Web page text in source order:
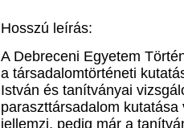
Hosszú leírás:
A Debreceni Egyetem
a társadalomtörténeti
István és tanítványai
paraszttársadalom
jellemzi, pedig már a